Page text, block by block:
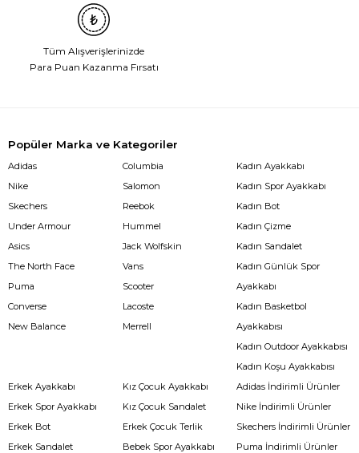
Tüm Alışverişlerinizde
Para Puan Kazanma Fırsatı
Popüler Marka ve Kategoriler
Adidas
Nike
Skechers
Under Armour
Asics
The North Face
Puma
Converse
New Balance
Columbia
Salomon
Reebok
Hummel
Jack Wolfskin
Vans
Scooter
Lacoste
Merrell
Kadın Ayakkabı
Kadın Spor Ayakkabı
Kadın Bot
Kadın Çizme
Kadın Sandalet
Kadın Günlük Spor
Ayakkabı
Kadın Basketbol
Ayakkabısı
Kadın Outdoor Ayakkabısı
Kadın Koşu Ayakkabısı
Erkek Ayakkabı
Erkek Spor Ayakkabı
Erkek Bot
Erkek Sandalet
Kız Çocuk Ayakkabı
Kız Çocuk Sandalet
Erkek Çocuk Terlik
Bebek Spor Ayakkabı
Adidas İndirimli Ürünler
Nike İndirimli Ürünler
Skechers İndirimli Ürünler
Puma İndirimli Ürünler